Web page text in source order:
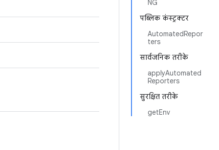
NG
पब्लिक कंस्ट्रक्टर
AutomatedRepor
ters
सार्वजनिक तरीके
applyAutomated
Reporters
सुरक्षित तरीके
getEnv